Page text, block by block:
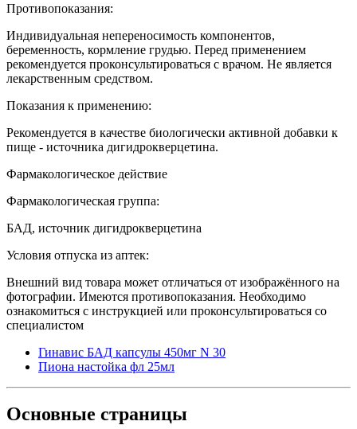
Противопоказания:
Индивидуальная непереносимость компонентов,
беременность, кормление грудью. Перед применением
рекомендуется проконсультироваться с врачом. Не является
лекарственным средством.
Показания к применению:
Рекомендуется в качестве биологически активной добавки к
пище - источника дигидрокверцетина.
Фармакологическое действие
Фармакологическая группа:
БАД, источник дигидрокверцетина
Условия отпуска из аптек:
Внешний вид товара может отличаться от изображённого на
фотографии. Имеются противопоказания. Необходимо
ознакомиться с инструкцией или проконсультироваться со
специалистом
Гинавис БАД капсулы 450мг N 30
Пиона настойка фл 25мл
Основные страницы